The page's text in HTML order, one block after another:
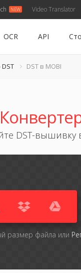
Video Translator
OCR API
DST в MOBI
DST-вышивку
размер файла или